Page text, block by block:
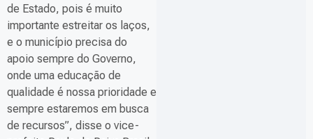
de Estado, pois é muito
importante estreitar os laços,
e o município precisa do
apoio sempre do Governo,
onde uma educação de
qualidade é nossa prioridade e
sempre estaremos em busca
de recursos”, disse o vice-